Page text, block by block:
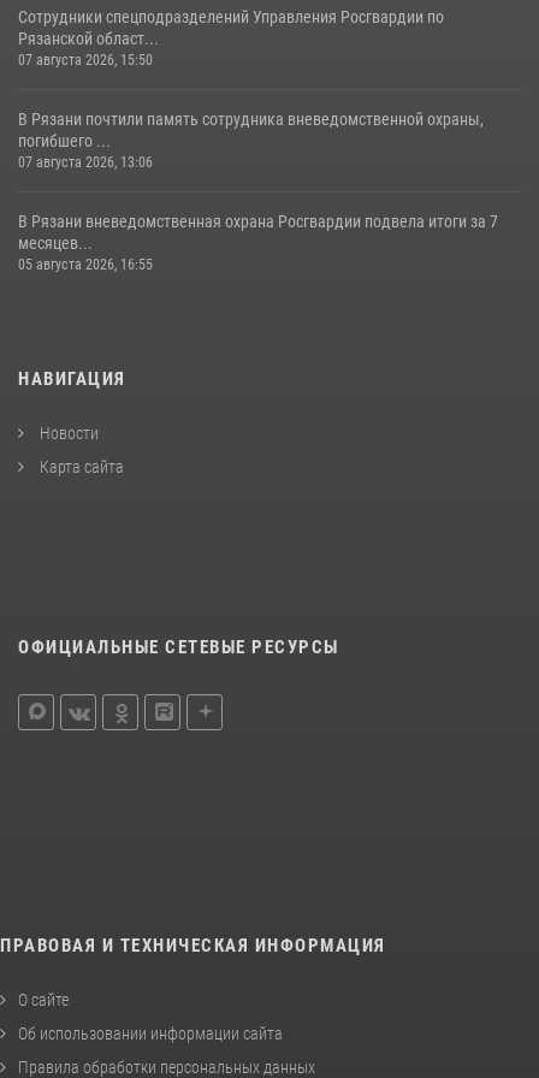
Сотрудники спецподразделений Управления Росгвардии по
Рязанской област...
07 августа 2026, 15:50
В Рязани почтили память сотрудника вневедомственной охраны,
погибшего ...
07 августа 2026, 13:06
В Рязани вневедомственная охрана Росгвардии подвела итоги за 7
месяцев...
05 августа 2026, 16:55
НАВИГАЦИЯ
Новости
Карта сайта
ОФИЦИАЛЬНЫЕ СЕТЕВЫЕ РЕСУРСЫ
ПРАВОВАЯ И ТЕХНИЧЕСКАЯ ИНФОРМАЦИЯ
О сайте
Об использовании информации сайта
Правила обработки персональных данных